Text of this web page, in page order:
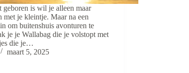
geboren is wil je alleen maar
met je kleintje. Maar na een
om buitenshuis avonturen te
je je Wallabag die je volstopt met
die je…
maart 5, 2025